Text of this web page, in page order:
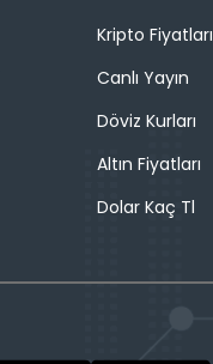
Kripto Fiyatları
Canlı Yayın
Döviz Kurları
Altın Fiyatları
Dolar Kaç Tl